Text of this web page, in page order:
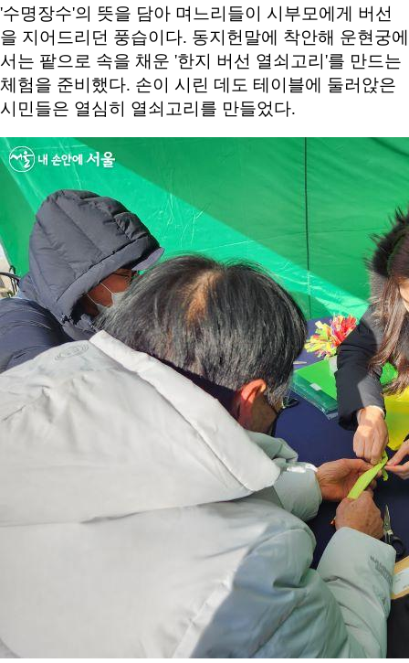
'수명장수'의 뜻을 담아 며느리들이 시부모에게 버선
을 지어드리던 풍습이다. 동지헌말에 착안해 운현궁에
서는 팥으로 속을 채운 '한지 버선 열쇠고리'를 만드는
체험을 준비했다. 손이 시린 데도 테이블에 둘러앉은
시민들은 열심히 열쇠고리를 만들었다.